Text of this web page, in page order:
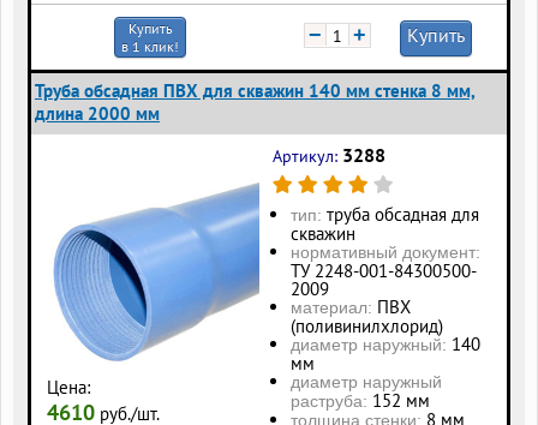
Купить
в 1 клик!
− + Купить
Труба обсадная ПВХ для скважин 140 мм стенка 8 мм,
длина 2000 мм
Цена:
4610 руб./шт.
Артикул: 3288
тип: труба обсадная для
скважин
нормативный документ:
ТУ 2248-001-84300500-
2009
материал: ПВХ
(поливинилхлорид)
диаметр наружный: 140
мм
диаметр наружный
раструба: 152 мм
толщина стенки: 8 мм